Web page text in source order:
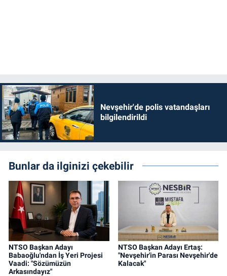
Nevşehir'de polis vatandaşları
bilgilendirildi
Bunlar da ilginizi çekebilir
NTSO Başkan Adayı
Babaoğlu'ndan İş Yeri Projesi
Vaadi: "Sözümüzün
Arkasındayız"
NTSO Başkan Adayı Ertaş:
"Nevşehir'in Parası Nevşehir'de
Kalacak"